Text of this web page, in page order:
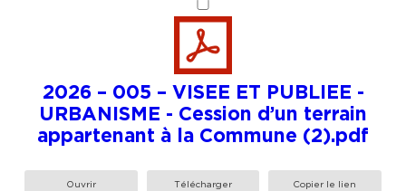
2026 – 005 – VISEE ET PUBLIEE -
URBANISME - Cession d’un terrain
appartenant à la Commune (2).pdf
Ouvrir Télécharger Copier le lien